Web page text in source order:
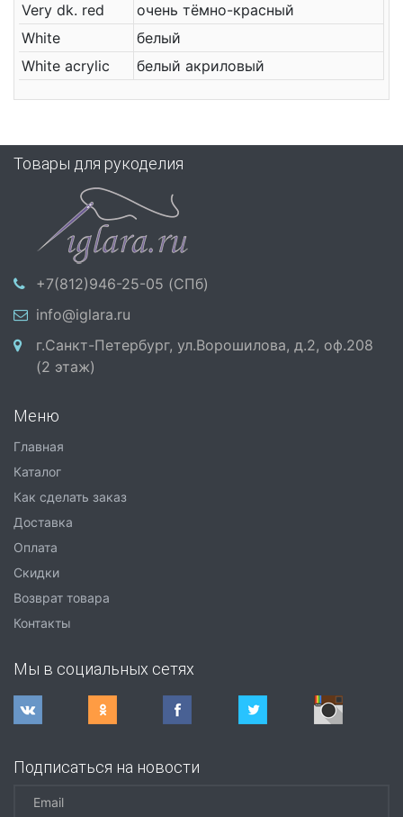
Very dk. red
очень тёмно-красный
White
белый
White acrylic
белый акриловый
Товары для рукоделия
+7(812)946-25-05 (СПб)
info@iglara.ru
г.Санкт-Петербург, ул.Ворошилова, д.2, оф.208
(2 этаж)
Меню
Главная
Каталог
Как сделать заказ
Доставка
Оплата
Скидки
Возврат товара
Контакты
Мы в социальных сетях
Подписаться на новости